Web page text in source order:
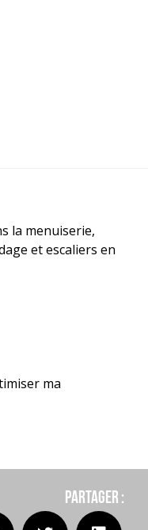
la menuiserie,
et escaliers en
ma
Partager :